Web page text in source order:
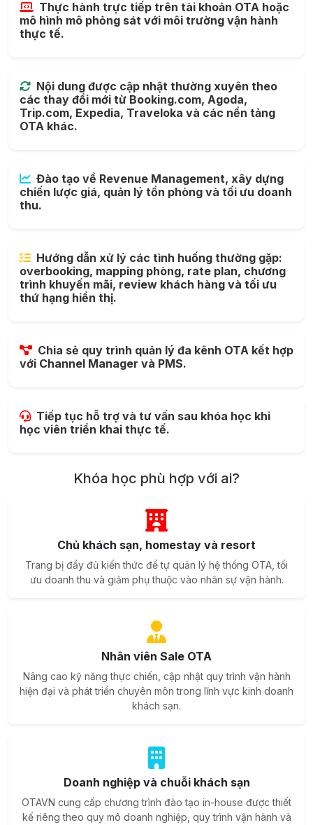
Thực hành trực tiếp trên tài khoản OTA hoặc
mô hình mô phỏng sát với môi trường vận hành
thực tế.
Nội dung được cập nhật thường xuyên theo
các thay đổi mới từ Booking.com, Agoda,
Trip.com, Expedia, Traveloka và các nền tảng
OTA khác.
Đào tạo về Revenue Management, xây dựng
chiến lược giá, quản lý tồn phòng và tối ưu doanh
thu.
Hướng dẫn xử lý các tình huống thường gặp:
overbooking, mapping phòng, rate plan, chương
trình khuyến mãi, review khách hàng và tối ưu
thứ hạng hiển thị.
Chia sẻ quy trình quản lý đa kênh OTA kết hợp
với Channel Manager và PMS.
Tiếp tục hỗ trợ và tư vấn sau khóa học khi
học viên triển khai thực tế.
Khóa học phù hợp với ai?
Chủ khách sạn, homestay và resort
Trang bị đầy đủ kiến thức để tự quản lý hệ thống OTA, tối
ưu doanh thu và giảm phụ thuộc vào nhân sự vận hành.
Nhân viên Sale OTA
Nâng cao kỹ năng thực chiến, cập nhật quy trình vận hành
hiện đại và phát triển chuyên môn trong lĩnh vực kinh doanh
khách sạn.
Doanh nghiệp và chuỗi khách sạn
OTAVN cung cấp chương trình đào tạo in-house được thiết
kế riêng theo quy mô doanh nghiệp, quy trình vận hành và